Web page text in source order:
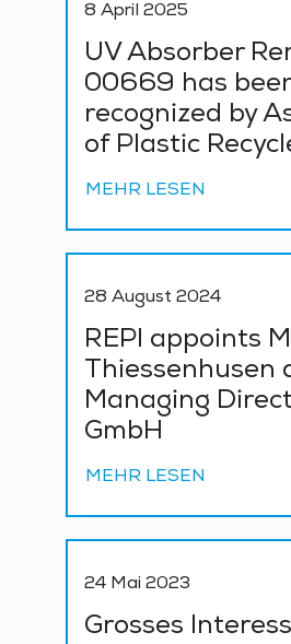
8 April 2025
UV Absorber
00669 has
recognized by
of Plastic
MEHR LESEN
28 August 2024
REPI appoints
Thiessenhusen
Managing
GmbH
MEHR LESEN
24 Mai 2023
Grosses